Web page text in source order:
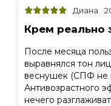
Диана
Крем реально
После месяца
выравнялся тон
веснушек (СПФ не
Антивозрастного
нечего